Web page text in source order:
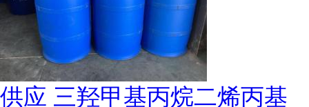
供应 三羟甲基丙烷二烯丙基